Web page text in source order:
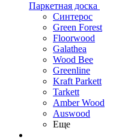
Паркетная доска
Синтерос
Green Forest
Floorwood
Galathea
Wood Bee
Greenline
Kraft Parkett
Tarkett
Amber Wood
Auswood
Еще